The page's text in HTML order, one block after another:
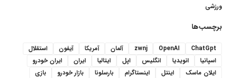
ورزشی
برچسب‌ها
ChatGpt
OpenAI
zwnj آلمان آمریکا آیفون
استقلال
اسپانیا
انویدیا انگلیس اپل ایتالیا ایران
ایران خودرو
ایلان ماسک
اینتل اینستاگرام بارسلونا بازار خودرو
بازی